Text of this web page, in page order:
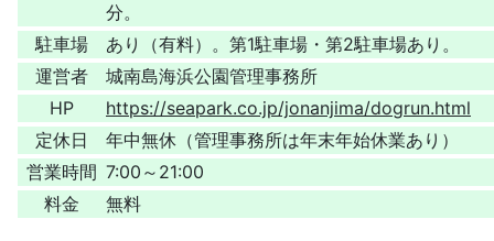
分。
駐車場
あり（有料）。第1駐車場・第2駐車場あり。
運営者
城南島海浜公園管理事務所
HP
https://seapark.co.jp/jonanjima/dogrun.html
定休日
年中無休（管理事務所は年末年始休業あり）
営業時間 7:00～21:00
料金
無料